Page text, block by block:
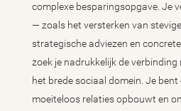
complexe besparingsopgave. Je
— zoals het versterken van
strategische adviezen en
zoek je nadrukkelijk de
het brede sociaal domein. Je
moeiteloos relaties opbouwt en